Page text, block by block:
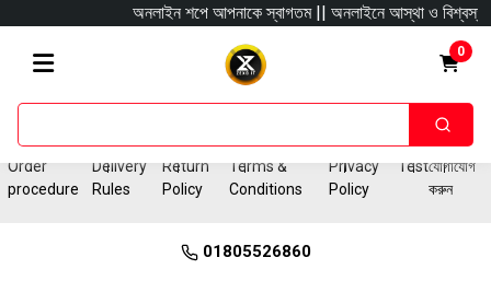
অনলাইন শপে আপনাকে স্বাগতম || অনলাইনে আস্থা ও বিশ্বস্ততার
0
Order
procedure
Delivery
Rules
Return
Policy
Terms &
Conditions
Privacy
Policy
Testযোগাযোগ
করুন
01805526860